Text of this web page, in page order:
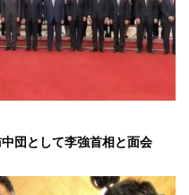
団として李強首相と面会